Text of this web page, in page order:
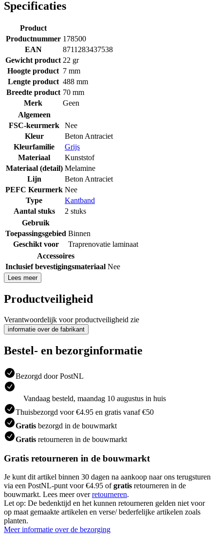
Specificaties
Product
Productnummer 178500
EAN
8711283437538
Gewicht product 22 gr
Hoogte product 7 mm
Lengte product 488 mm
Breedte product 70 mm
Merk
Geen
Algemeen
FSC-keurmerk
Nee
Kleur
Beton Antraciet
Kleurfamilie
Grijs
Materiaal
Kunststof
Materiaal (detail) Melamine
Lijn
Beton Antraciet
PEFC Keurmerk Nee
Type
Kantband
Aantal stuks
2 stuks
Gebruik
Toepassingsgebied Binnen
Geschikt voor
Traprenovatie laminaat
Accessoires
Inclusief bevestigingsmateriaal Nee
Lees meer
Productveiligheid
Verantwoordelijk voor productveiligheid zie
informatie over de fabrikant
Bestel- en bezorginformatie
Bezorgd door PostNL
Vandaag besteld, maandag 10 augustus in huis
Thuisbezorgd voor €4.95 en gratis vanaf €50
Gratis bezorgd in de bouwmarkt
Gratis retourneren in de bouwmarkt
Gratis retourneren in de bouwmarkt
Je kunt dit artikel binnen 30 dagen na aankoop naar ons terugsturen
via een PostNL-punt voor €4.95 ofgratis retourneren in de
bouwmarkt. Lees meer overretourneren.
Let op: De bedenktijd en het kunnen retourneren gelden niet voor
op maat gemaakte artikelen en verse/ bederfelijke artikelen zoals
planten.
Meer informatie over de bezorging